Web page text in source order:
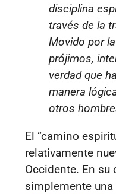
disciplina
través de la
Movido por
prójimos,
verdad que
manera
otros
El “camino
relativamente
Occidente. En su
simplemente